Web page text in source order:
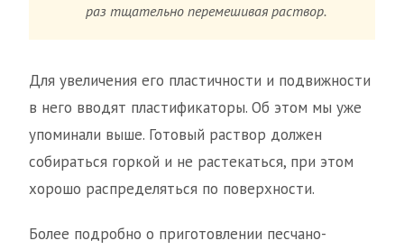
раз тщательно перемешивая раствор.
Для увеличения его пластичности и подвижности
в него вводят пластификаторы. Об этом мы уже
упоминали выше. Готовый раствор должен
собираться горкой и не растекаться, при этом
хорошо распределяться по поверхности.
Более подробно о приготовлении песчано-